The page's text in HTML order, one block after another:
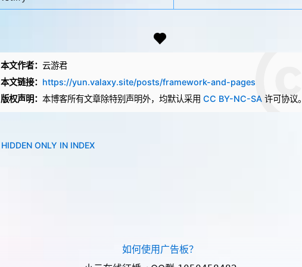
本文作者： 云游君
本文链接： https://yun.valaxy.site/posts/framework-and-pages
版权声明： 本博客所有文章除特别声明外，均默认采用 CC BY-NC-SA 许可协议。
HIDDEN ONLY IN INDEX
如何使用广告板？